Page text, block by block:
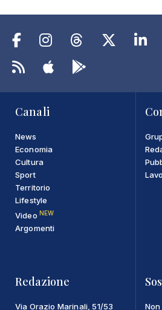
Canali
News
Economia
Cultura
Sport
Territorio
Lifestyle
Video NEW
Argomenti
Redazione
Via Orazio Marinali, 51/53